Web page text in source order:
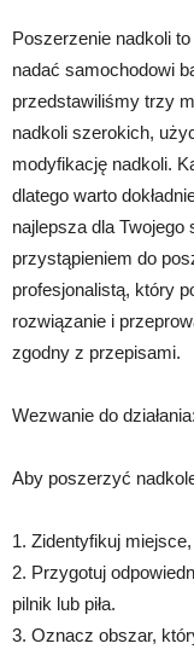
Poszerzenie nadkoli
nadać samochodowi
przedstawiliśmy trzy
nadkoli szerokich,
modyfikację nadkoli.
dlatego warto
najlepsza dla
przystąpieniem do
profesjonalistą, który
rozwiązanie i
zgodny z przepisami.
Wezwanie do działania:
Aby poszerzyć
1. Zidentyfikuj
2. Przygotuj
pilnik lub piła.
3. Oznacz obszar,